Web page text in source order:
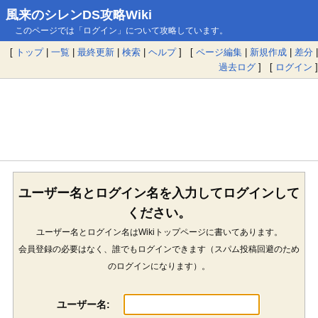
風来のシレンDS攻略Wiki
このページでは「ログイン」について攻略しています。
[ トップ| 一覧 | 最終更新 | 検索 | ヘルプ] [ ページ編集 | 新規作成 | 差分 |
過去ログ ] [ ログイン ]
ユーザー名とログイン名を入力してログインして
ください。
ユーザー名とログイン名はWikiトップページに書いてあります。
会員登録の必要はなく、誰でもログインできます（スパム投稿回避のため
のログインになります）。
ユーザー名: